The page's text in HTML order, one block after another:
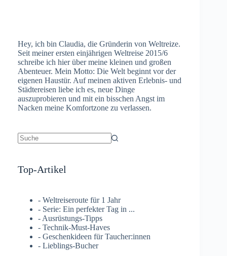
Hey, ich bin Claudia, die Gründerin von Weltreize.
Seit meiner ersten einjährigen Weltreise 2015/6
schreibe ich hier über meine kleinen und großen
Abenteuer. Mein Motto: Die Welt beginnt vor der
eigenen Haustür. Auf meinen aktiven Erlebnis- und
Städtereisen liebe ich es, neue Dinge
auszuprobieren und mit ein bisschen Angst im
Nacken meine Komfortzone zu verlassen.
Top-Artikel
- Weltreiseroute für 1 Jahr
- Serie: Ein perfekter Tag in ...
- Ausrüstungs-Tipps
- Technik-Must-Haves
- Geschenkideen für Taucher:innen
- Lieblings-Bucher